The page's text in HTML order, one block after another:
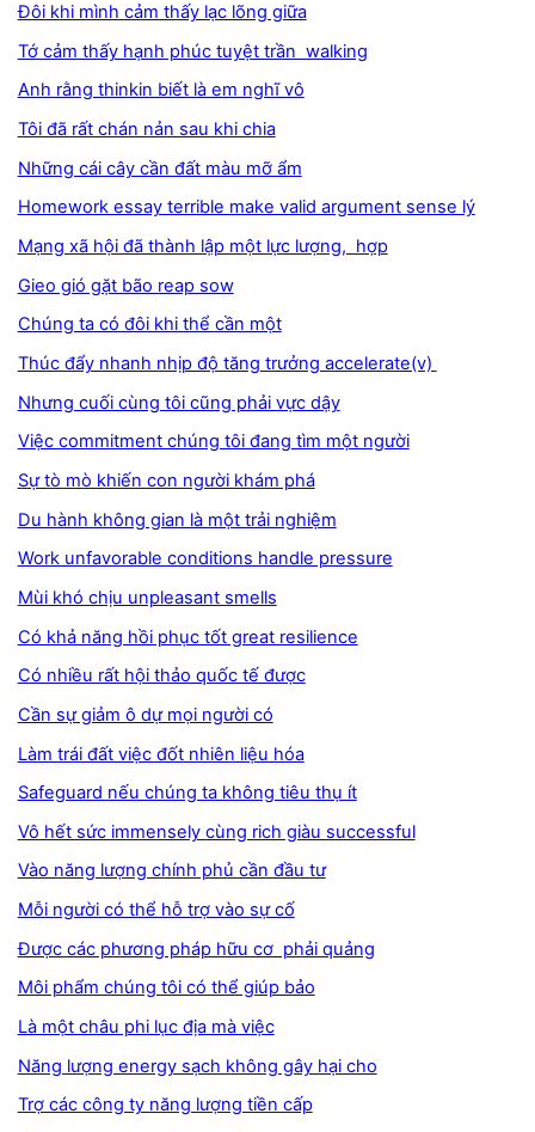
Đôi khi mình cảm thấy lạc lõng giữa
Tớ cảm thấy hạnh phúc tuyệt trần walking
Anh rằng thinkin biết là em nghĩ vô
Tôi đã rất chán nản sau khi chia
Những cái cây cần đất màu mỡ ẩm
Homework essay terrible make valid argument sense lý
Mạng xã hội đã thành lập một lực lượng, hợp
Gieo gió gặt bão reap sow
Chúng ta có đôi khi thể cần một
Thúc đẩy nhanh nhịp độ tăng trưởng accelerate(v)
Nhưng cuối cùng tôi cũng phải vực dậy
Việc commitment chúng tôi đang tìm một người
Sự tò mò khiến con người khám phá
Du hành không gian là một trải nghiệm
Work unfavorable conditions handle pressure
Mùi khó chịu unpleasant smells
Có khả năng hồi phục tốt great resilience
Có nhiều rất hội thảo quốc tế được
Cần sự giảm ô dự mọi người có
Làm trái đất việc đốt nhiên liệu hóa
Safeguard nếu chúng ta không tiêu thụ ít
Vô hết sức immensely cùng rich giàu successful
Vào năng lượng chính phủ cần đầu tư
Mỗi người có thể hỗ trợ vào sự cố
Được các phương pháp hữu cơ phải quảng
Môi phẩm chúng tôi có thể giúp bảo
Là một châu phi lục địa mà việc
Năng lượng energy sạch không gây hại cho
Trợ các công ty năng lượng tiền cấp